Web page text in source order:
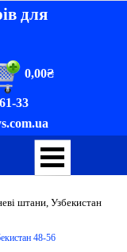
для
33
0,00₴
штани, Узбекистан
48-56